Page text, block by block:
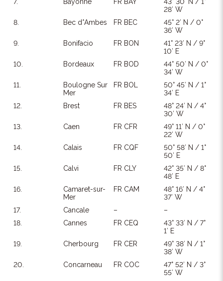
28′ W
8.
Bec d*Ambes FR BEC
45° 2′ N / 0°
36′ W
9.
Bonifacio FR BON
41° 23′ N / 9°
10′ E
10.
Bordeaux FR BOD
44° 50′ N / 0°
34′ W
11.
Boulogne Sur
Mer
FR BOL
50° 45′ N / 1°
34′ E
12.
Brest FR BES
48° 24′ N / 4°
30′ W
13.
Caen FR CFR
49° 11′ N / 0°
22′ W
14.
Calais FR CQF
50° 58′ N / 1°
50′ E
15.
Calvi FR CLY
42° 35′ N / 8°
48′ E
16.
Camaret-sur-
Mer
FR CAM
48° 16′ N / 4°
37′ W
17.
Cancale –
–
18.
Cannes FR CEQ
43° 33′ N / 7°
1′ E
19.
Cherbourg FR CER
49° 38′ N / 1°
38′ W
20.
Concarneau FR COC
47° 52′ N / 3°
55′ W